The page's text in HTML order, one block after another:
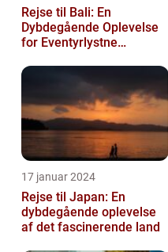
Rejse til Bali: En
Dybdegående Oplevelse
for Eventyrlystne
17 januar 2024
Rejse til Japan: En
dybdegående oplevelse
af det fascinerende land